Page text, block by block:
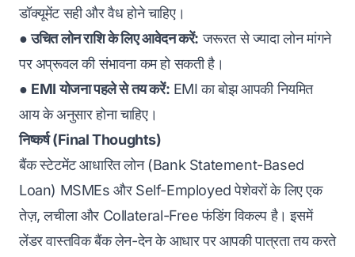
डॉक्यूमेंट सही और वैध होने चाहिए।
●उचित लोन राशि के लिए आवेदन करें: जरूरत से ज्यादा लोन मांगने
पर अप्रूवल की संभावना कम हो सकती है।
● EMI योजना पहले से तय करें: EMI का बोझ आपकी नियमित
आय के अनुसार होना चाहिए।
निष्कर्ष (Final Thoughts)
बैंक स्टेटमेंट आधारित लोन (Bank Statement-Based
Loan) MSMEs और Self-Employed पेशेवरों के लिए एक
तेज़, लचीला और Collateral-Free फंडिंगविकल्प है। इसमें
लेंडर वास्तविक बैंक लेन-देन के आधार पर आपकी पात्रता तय करते